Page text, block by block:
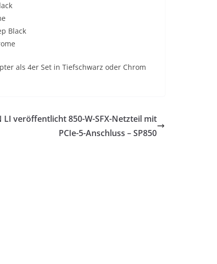
Black
als 4er Set in Tiefschwarz oder Chrom
LI veröffentlicht 850-W-SFX-Netzteil mit
PCIe-5-Anschluss – SP850